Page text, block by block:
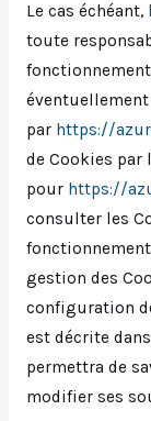
Le cas échéant,
toute
par https://
de Cookies
pour https://
consulter les
gestion des
configuration
est décrite
permettra de
modifier ses